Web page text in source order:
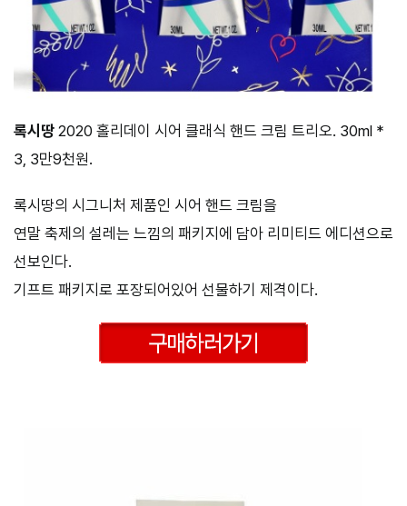
록시땅 2020 홀리데이 시어 클래식 핸드 크림 트리오. 30ml *
3, 3만9천원.
록시땅의 시그니처 제품인 시어 핸드 크림을
연말 축제의 설레는 느낌의 패키지에 담아 리미티드 에디션으로
선보인다.
기프트 패키지로 포장되어있어 선물하기 제격이다.